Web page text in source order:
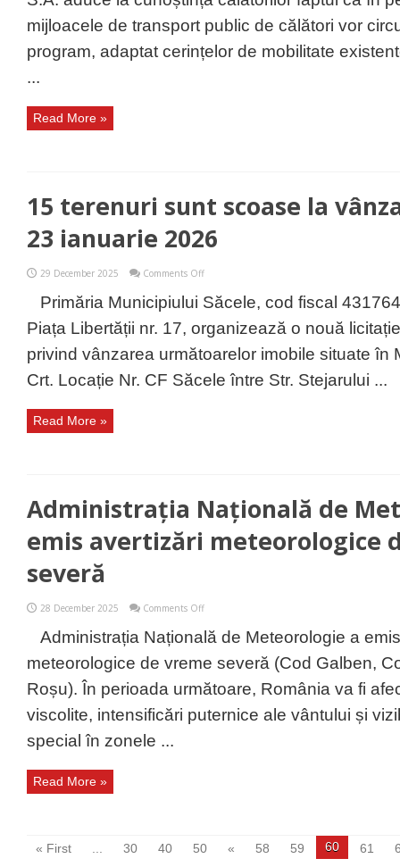
cunoștință
orarul
de
transport
la
mijloacele de transport public de călători vor
program, adaptat cerințelor de mobilitate
...
Read More »
15 terenuri sunt scoase la
23 ianuarie 2026
29 December 2025 Comments Offon
terenuri
sunt
scoase
la
la
Săcele
pe
Primăria Municipiului Săcele, cod fiscal
Piața Libertății nr. 17, organizează o nouă
privind vânzarea următoarelor imobile situate
Crt. Locație Nr. CF Săcele între Str. Stejarului ...
Read More »
Administrația Națională de
emis avertizări meteorologice
severă
28 December 2025 Comments Offon
Națională
de
Meteorologie
a
emis
avertizări
meteorologice
de
Administrația Națională de Meteorologie a
meteorologice de vreme severă (Cod Galben,
Roșu). În perioada următoare, România va fi
viscolite, intensificări puternice ale vântului și
special în zonele ...
Read More »
« First 30 40 50 « 58 59 60 61